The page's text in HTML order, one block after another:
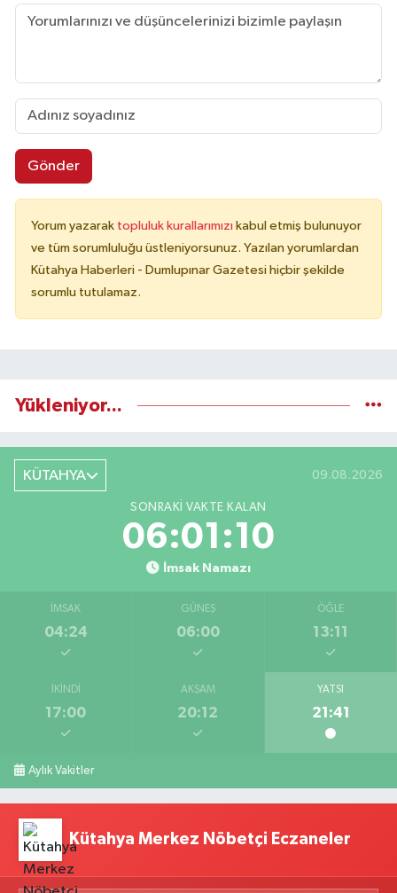
Gönder
Yorum yazarak topluluk kurallarımızı kabul etmiş bulunuyor
ve tüm sorumluluğu üstleniyorsunuz. Yazılan yorumlardan
Kütahya Haberleri - Dumlupınar Gazetesi hiçbir şekilde
sorumlu tutulamaz.
Yükleniyor...
KÜTAHYA 09.08.2026
SONRAKI VAKTE KALAN
06:01:09
İmsak Namazı
İMSAK
04:24
GÜNEŞ
06:00
ÖĞLE
13:11
İKINDI
17:00
AKŞAM
20:12
YATSI
21:41
Aylık Vakitler
Kütahya Merkez Nöbetçi Eczaneler